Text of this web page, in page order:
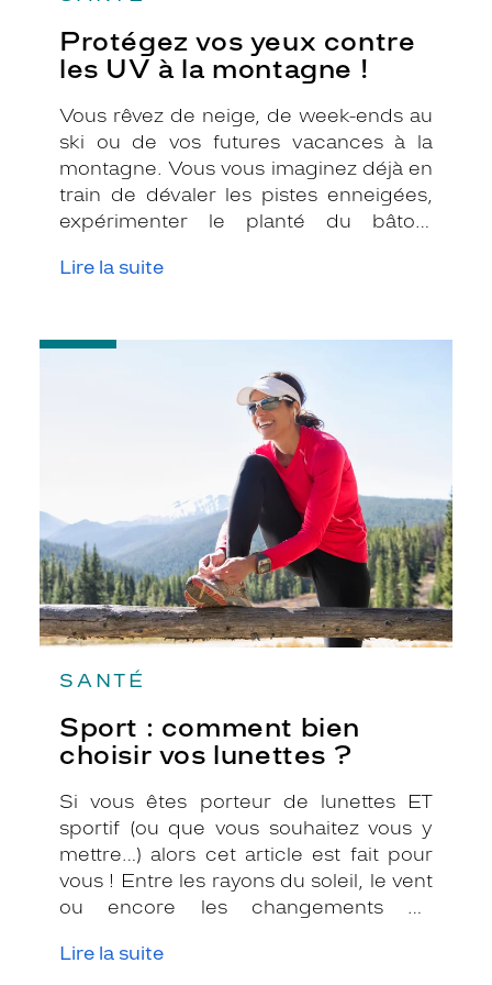
Protégez vos yeux contre
les UV à la montagne !
Vous rêvez de neige, de week-ends au
ski ou de vos futures vacances à la
montagne. Vous vous imaginez déjà en
train de dévaler les pistes enneigées,
expérimenter le planté du bâton,
devant le feu qui crépite dans la
votre combinaison de ski, vos gants,
votre bonnet, Vous pensez donc être
prêt pour affronter l’altitude et devenir
le roi de la glisse ! Mais savez-vous
comment bien protéger vos yeux à la
Lire la suite
SANTÉ
Sport : comment bien
choisir vos lunettes ?
Si vous êtes porteur de lunettes ET
sportif (ou que vous souhaitez vous y
mettre…) alors cet article est fait pour
vous ! Entre les rayons du soleil, le vent
ou encore les changements de
évident de se sentir à l’aise lorsque l’on
Lire la suite
-
?